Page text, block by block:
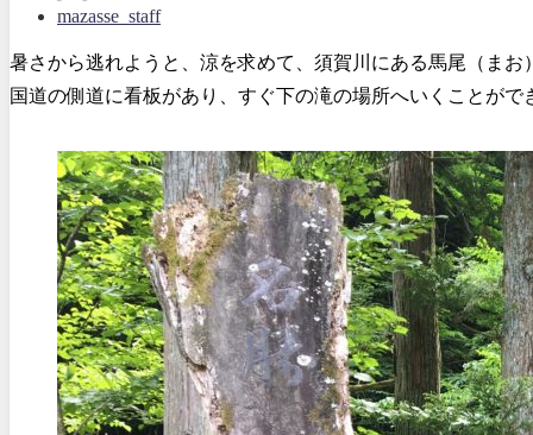
mazasse_staff
暑さから逃れようと、涼を求めて、須賀川にある馬尾（まお
国道の側道に看板があり、すぐ下の滝の場所へいくことがで